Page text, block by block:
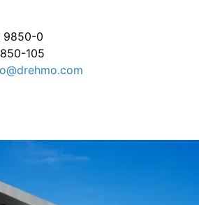
9850-0
105